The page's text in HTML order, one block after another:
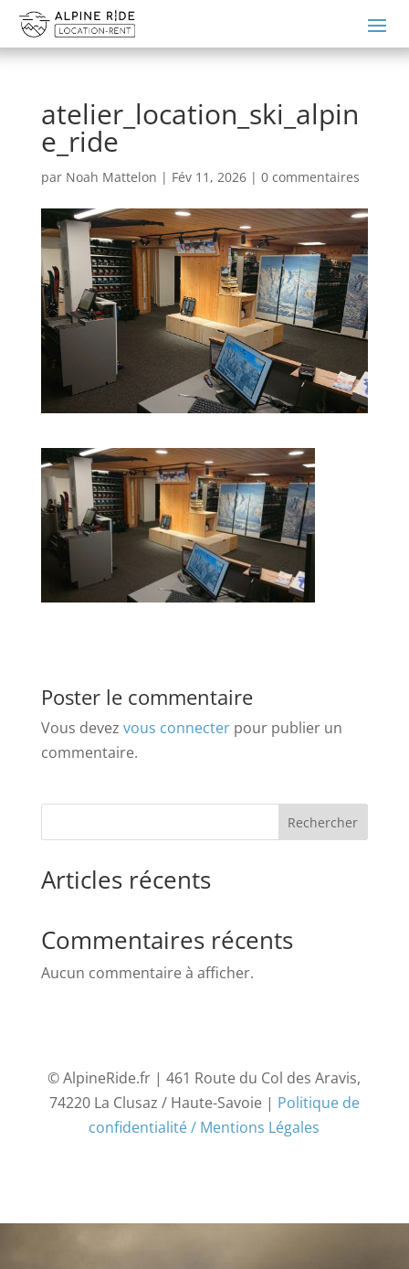
atelier_location_ski_alpin
e_ride
par Noah Mattelon | Fév 11, 2026| 0 commentaires
Poster le commentaire
Vous devez vous connecterpour publier un
commentaire.
Rechercher
Articles récents
Commentaires récents
Aucun commentaire à afficher.
© AlpineRide.fr | 461 Route du Col des Aravis,
74220 La Clusaz / Haute-Savoie | Politique de
confidentialité / Mentions Légales